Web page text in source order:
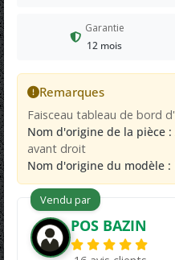
Garantie
12 mois
Remarques
Faisceau tableau de bord
Nom d'origine de la pièce :
avant droit
Nom d'origine du modèle :
Vendu par
POS BAZIN